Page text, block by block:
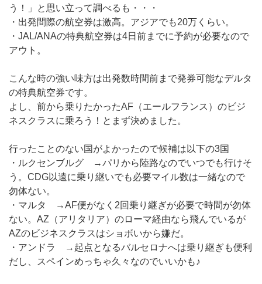
う！」と思い立って調べるも・・・
・出発間際の航空券は激高。アジアでも20万くらい。
・JAL/ANAの特典航空券は4日前までに予約が必要なので
アウト。
こんな時の強い味方は出発数時間前まで発券可能なデルタ
の特典航空券です。
よし、前から乗りたかったAF（エールフランス）のビジ
ネスクラスに乗ろう！とまず決めました。
行ったことのない国がよかったので候補は以下の3国
・ルクセンブルグ →パリから陸路なのでいつでも行けそ
う。CDG以遠に乗り継いでも必要マイル数は一緒なので
勿体ない。
・マルタ →AF便がなく2回乗り継ぎが必要で時間が勿体
ない。AZ（アリタリア）のローマ経由なら飛んでいるが
AZのビジネスクラスはショボいから嫌だ。
・アンドラ →起点となるバルセロナへは乗り継ぎも便利
だし、スペインめっちゃ久々なのでいいかも♪